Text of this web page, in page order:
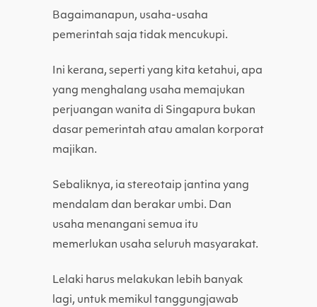
Bagaimanapun, usaha-usaha
pemerintah saja tidak mencukupi.
Ini kerana, seperti yang kita ketahui, apa
yang menghalang usaha memajukan
perjuangan wanita di Singapura bukan
dasar pemerintah atau amalan korporat
majikan.
Sebaliknya, ia stereotaip jantina yang
mendalam dan berakar umbi. Dan
usaha menangani semua itu
memerlukan usaha seluruh masyarakat.
Lelaki harus melakukan lebih banyak
lagi, untuk memikul tanggungjawab